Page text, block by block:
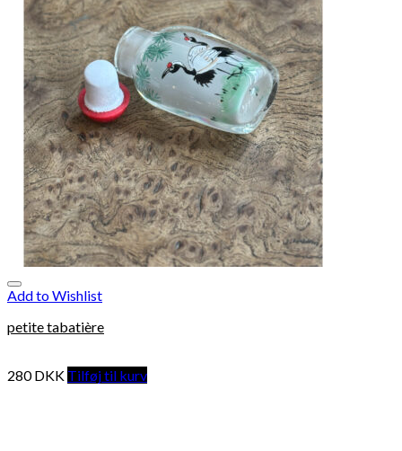
Add to Wishlist
petite tabatière
280DKK Tilføj til kurv